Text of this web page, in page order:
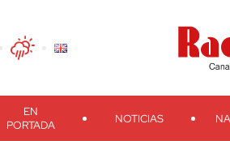
Facebook
Threads
Instagram TelegramTeveo Ivoox
EN
PORTADA
NOTICIAS